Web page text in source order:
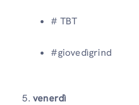
# TBT
#giovedìgrind
5. venerdì